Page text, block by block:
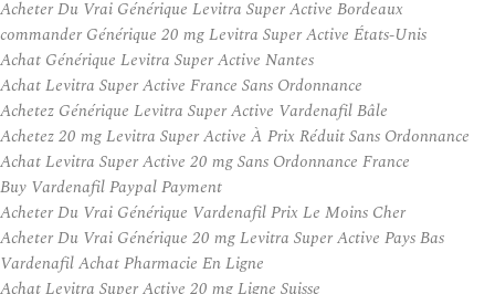
Acheter Du Vrai Générique Levitra Super Active Bordeaux
commander Générique 20 mg Levitra Super Active États-Unis
Achat Générique Levitra Super Active Nantes
Achat Levitra Super Active France Sans Ordonnance
Achetez Générique Levitra Super Active Vardenafil Bâle
Achetez 20 mg Levitra Super Active À Prix Réduit Sans Ordonnance
Achat Levitra Super Active 20 mg Sans Ordonnance France
Buy Vardenafil Paypal Payment
Acheter Du Vrai Générique Vardenafil Prix Le Moins Cher
Acheter Du Vrai Générique 20 mg Levitra Super Active Pays Bas
Vardenafil Achat Pharmacie En Ligne